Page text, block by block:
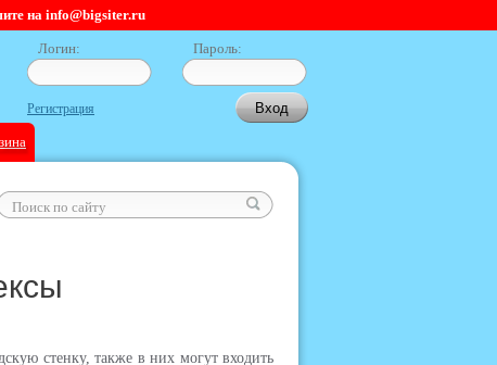
на info@bigsiter.ru
Логин: Пароль:
Регистрация
стенку, также в них могут входить